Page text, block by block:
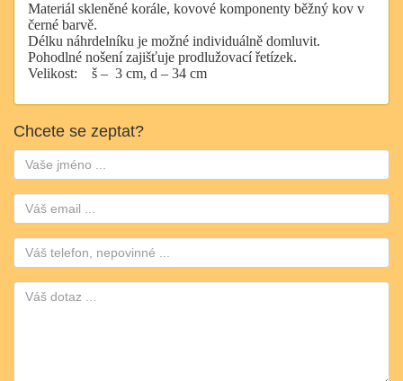
Materiál skleněné korále, kovové komponenty běžný kov v
černé barvě.
Délku náhrdelníku je možné individuálně domluvit.
Pohodlné nošení zajišťuje prodlužovací řetízek.
Velikost:
š – 3 cm, d – 34 cm
Chcete se zeptat?
Jméno:
Email:
Telefon: